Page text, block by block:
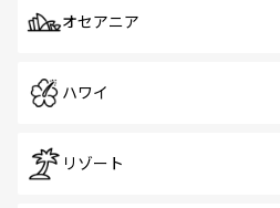
オセアニア
ハワイ
リゾート